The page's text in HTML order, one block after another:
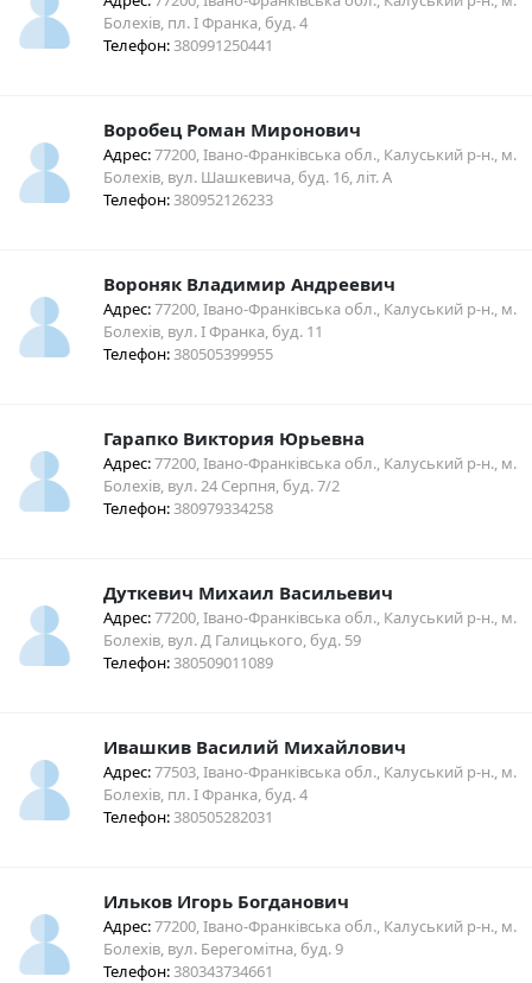
Болехів, пл. І Франка, буд. 4
Телефон:380991250441
Воробец Роман Миронович
Адрес:77200, Івано-Франківська обл., Калуський р-н., м.
Болехів, вул. Шашкевича, буд. 16, літ. А
Телефон:380952126233
Вороняк Владимир Андреевич
Адрес:77200, Івано-Франківська обл., Калуський р-н., м.
Болехів, вул. І Франка, буд. 11
Телефон:380505399955
Гарапко Виктория Юрьевна
Адрес:77200, Івано-Франківська обл., Калуський р-н., м.
Болехів, вул. 24 Серпня, буд. 7/2
Телефон:380979334258
Дуткевич Михаил Васильевич
Адрес:77200, Івано-Франківська обл., Калуський р-н., м.
Болехів, вул. Д Галицького, буд. 59
Телефон:380509011089
Ивашкив Василий Михайлович
Адрес:77503, Івано-Франківська обл., Калуський р-н., м.
Болехів, пл. І Франка, буд. 4
Телефон:380505282031
Ильков Игорь Богданович
Адрес:77200, Івано-Франківська обл., Калуський р-н., м.
Болехів, вул. Берегомітна, буд. 9
Телефон:380343734661